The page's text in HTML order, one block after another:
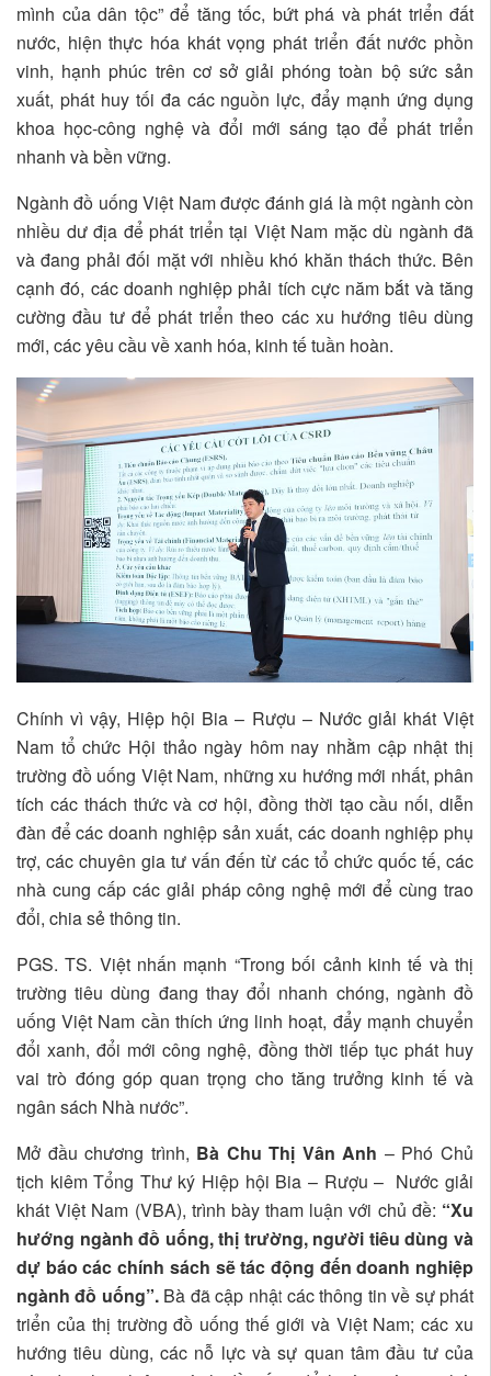
mình của dân tộc” để tăng tốc, bứt phá và phát triển đất
nước, hiện thực hóa khát vọng phát triển đất nước phồn
vinh, hạnh phúc trên cơ sở giải phóng toàn bộ sức sản
xuất, phát huy tối đa các nguồn lực, đẩy mạnh ứng dụng
khoa học-công nghệ và đổi mới sáng tạo để phát triển
nhanh và bền vững.
Ngành đồ uống Việt Nam được đánh giá là một ngành còn
nhiều dư địa để phát triển tại Việt Nam mặc dù ngành đã
và đang phải đối mặt với nhiều khó khăn thách thức. Bên
cạnh đó, các doanh nghiệp phải tích cực năm bắt và tăng
cường đầu tư để phát triển theo các xu hướng tiêu dùng
mới, các yêu cầu về xanh hóa, kinh tế tuần hoàn.
Chính vì vậy, Hiệp hội Bia – Rượu – Nước giải khát Việt
Nam tổ chức Hội thảo ngày hôm nay nhằm cập nhật thị
trường đồ uống Việt Nam, những xu hướng mới nhất, phân
tích các thách thức và cơ hội, đồng thời tạo cầu nối, diễn
đàn để các doanh nghiệp sản xuất, các doanh nghiệp phụ
trợ, các chuyên gia tư vấn đến từ các tổ chức quốc tế, các
nhà cung cấp các giải pháp công nghệ mới để cùng trao
đổi, chia sẻ thông tin.
PGS. TS. Việt nhấn mạnh “Trong bối cảnh kinh tế và thị
trường tiêu dùng đang thay đổi nhanh chóng, ngành đồ
uống Việt Nam cần thích ứng linh hoạt, đẩy mạnh chuyển
đổi xanh, đổi mới công nghệ, đồng thời tiếp tục phát huy
vai trò đóng góp quan trọng cho tăng trưởng kinh tế và
ngân sách Nhà nước”.
Mở đầu chương trình, Bà Chu Thị Vân Anh – Phó Chủ
tịch kiêm Tổng Thư ký Hiệp hội Bia – Rượu – Nước giải
khát Việt Nam (VBA), trình bày tham luận với chủ đề: “Xu
hướng ngành đồ uống, thị trường, người tiêu dùng và
dự báo các chính sách sẽ tác động đến doanh nghiệp
ngành đồ uống”. Bà đã cập nhật các thông tin về sự phát
triển của thị trường đồ uống thế giới và Việt Nam; các xu
hướng tiêu dùng, các nỗ lực và sự quan tâm đầu tư của